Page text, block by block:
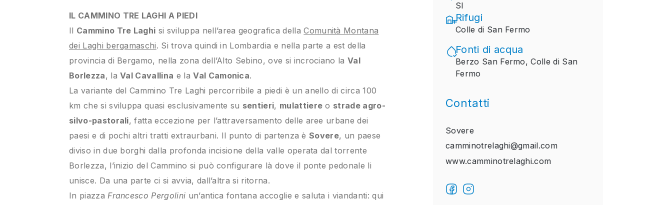
IL CAMMINO TRE LAGHI A PIEDI
Il Cammino Tre Laghi si sviluppa nell’area geografica dellaComunità Montana
dei Laghi bergamaschi. Si trova quindi in Lombardia e nella parte a est della
provincia di Bergamo, nella zona dell’Alto Sebino, ove si incrociano laVal
Borlezza, laVal Cavallina e laVal Camonica.
La variante del Cammino Tre Laghi percorribile a piedi è un anello di circa 100
km che si sviluppa quasi esclusivamente su sentieri, mulattiere o strade agro-
silvo-pastorali, fatta eccezione per l’attraversamento delle aree urbane dei
paesi e di pochi altri tratti extraurbani. Il punto di partenza èSovere, un paese
diviso in due borghi dalla profonda incisione della valle operata dal torrente
Borlezza, l’inizio del Cammino si può configurare là dove il ponte pedonale li
unisce. Da una parte ci si avvia, dall’altra si ritorna.
In piazzaFrancesco Pergolini un’antica fontana accoglie e saluta i viandanti: qui
SI
Rifugi
Colle di San Fermo
Fonti di acqua
Berzo San Fermo, Colle di San
Fermo
Contatti
Sovere
camminotrelaghi@gmail.com
www.camminotrelaghi.com